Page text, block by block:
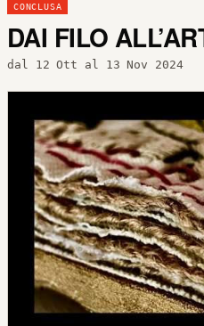
CONCLUSA
DAI FILO
dal 12 Ott al 13 Nov 2024